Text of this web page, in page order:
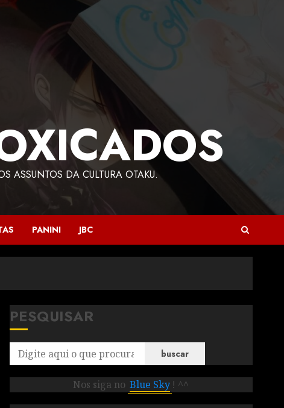
ASSUNTOS DA CULTURA OTAKU.
PANINI JBC
PESQUISAR
buscar
Nos siga no Blue Sky ! ^^